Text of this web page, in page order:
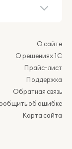
О сайте
О решениях 1С
Прайс-лист
Поддержка
Обратная связь
об ошибке
Карта сайта